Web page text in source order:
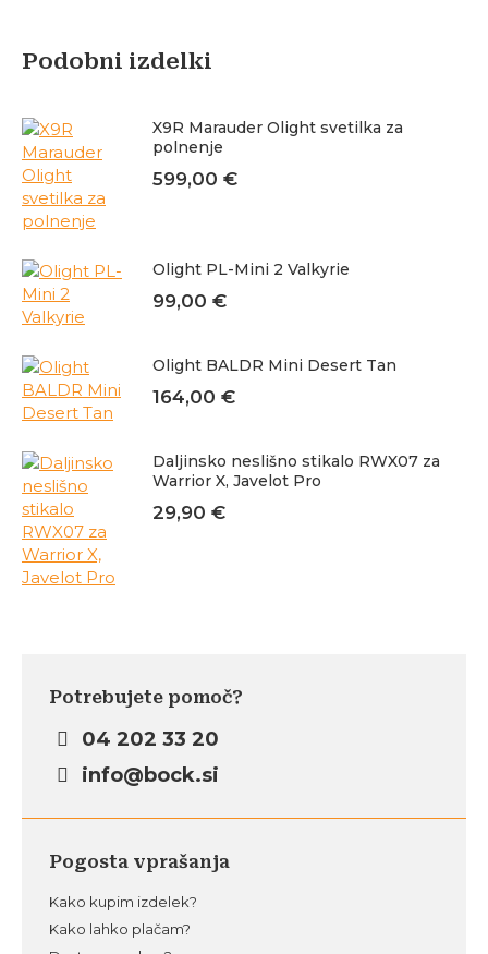
Podobni izdelki
X9R Marauder Olight svetilka za
polnenje
599,00 €
Olight PL-Mini 2 Valkyrie
99,00 €
Olight BALDR Mini Desert Tan
164,00 €
Daljinsko neslišno stikalo RWX07 za
Warrior X, Javelot Pro
29,90 €
Potrebujete pomoč?
04 202 33 20
info@bock.si
Pogosta vprašanja
Kako kupim izdelek?
Kako lahko plačam?